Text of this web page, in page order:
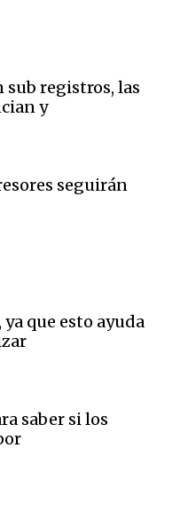
registros, las
y
seguirán
que esto ayuda
saber si los